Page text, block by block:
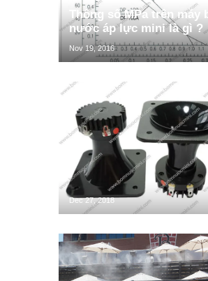
Thông số MPa trên máy
nước áp lực mini là gì ?
Nov 19, 2016
Dec 27, 2018